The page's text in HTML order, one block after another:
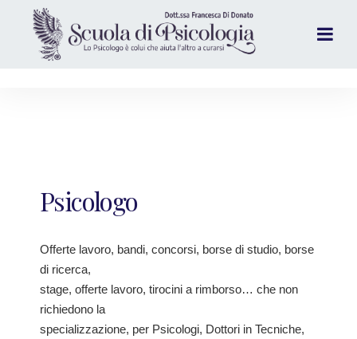
Psicologo
Offerte lavoro, bandi, concorsi, borse di studio, borse
di ricerca,
stage, offerte lavoro, tirocini a rimborso… che non
richiedono la
specializzazione, per Psicologi, Dottori in Tecniche,